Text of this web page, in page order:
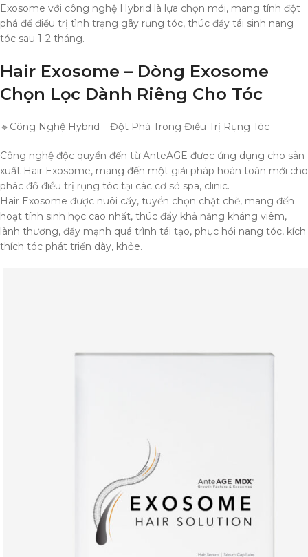
Exosome với công nghệ Hybrid là lựa chọn mới, mang tính đột
phá để điều trị tình trạng gãy rụng tóc, thúc đẩy tái sinh nang
tóc sau 1-2 tháng.
Hair Exosome – Dòng Exosome
Chọn Lọc Dành Riêng Cho Tóc
🔹Công Nghệ Hybrid – Đột Phá Trong Điều Trị Rụng Tóc
Công nghệ độc quyền đến từ AnteAGE được ứng dụng cho sản
xuất Hair Exosome, mang đến một giải pháp hoàn toàn mới cho
phác đồ điều trị rụng tóc tại các cơ sở spa, clinic.
Hair Exosome được nuôi cấy, tuyển chọn chặt chẽ, mang đến
hoạt tính sinh học cao nhất, thúc đẩy khả năng kháng viêm,
lành thương, đẩy mạnh quá trình tái tạo, phục hồi nang tóc, kích
thích tóc phát triển dày, khỏe.